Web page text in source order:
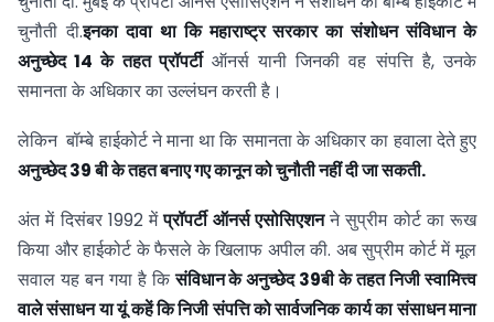
चुनौती दी.इनका दावा था कि महाराष्ट्र सरकार का संशोधन संविधान के
अनुच्छेद 14 के तहत प्रॉपर्टीऑनर्स यानी जिनकी वह संपत्ति है, उनके
समानता के अधिकार का उल्लंघन करती है।
लेकिन बॉम्बे हाईकोर्ट ने माना था कि समानता के अधिकार का हवाला देते हुए
अनुच्छेद 39 बी के तहत बनाए गए कानून को चुनौती नहीं दी जा सकती.
अंत में दिसंबर 1992 मेंप्रॉपर्टी ऑनर्स एसोसिएशनने सुप्रीम कोर्ट का रूख
किया और हाईकोर्ट के फैसले के खिलाफ अपील की. अब सुप्रीम कोर्ट में मूल
सवाल यह बन गया है किसंविधान के अनुच्छेद 39बी के तहत निजी स्वामित्त्व
वाले संसाधन या यूं कहें कि निजी संपत्ति को सार्वजनिक कार्य का संसाधन माना